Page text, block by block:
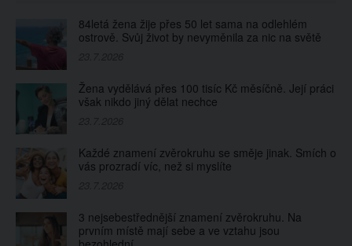
84letá žena žije přes 50 let sama na odlehlém
ostrově. Svůj život by nevyměnila za nic na světě
Žena vydělává přes 100 tisíc Kč měsíčně. Její práci
však nikdo jiný dělat nechce
Každé znamení zvěrokruhu se směje jinak. Smích o
vás prozradí víc, než si myslíte
3 nejsebestřednější znamení zvěrokruhu. Na
prvním místě mají sebe a ve vztahu jsou